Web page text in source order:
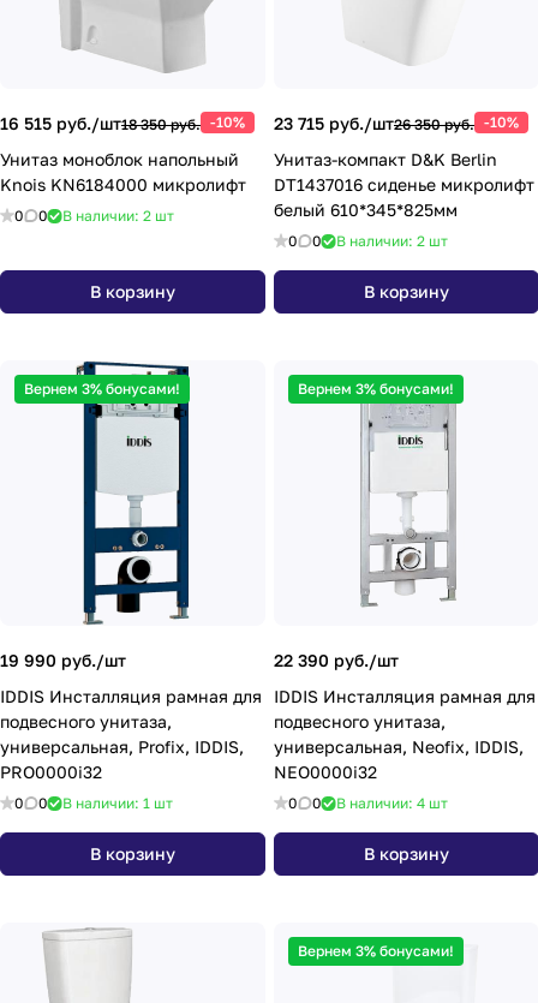
16 515 руб./шт18 350 руб. -10%
Унитаз моноблок напольный
Knois KN6184000 микролифт
0 0 В наличии: 2 шт
В корзину
23 715 руб./шт26 350 руб. -10%
Унитаз-компакт D&K Berlin
DT1437016 сиденье микролифт
белый 610*345*825мм
0 0 В наличии: 2 шт
В корзину
Вернем 3% бонусами!
19 990 руб./шт
IDDIS Инсталляция рамная для
подвесного унитаза,
универсальная, Profix, IDDIS,
PRO0000i32
0 0 В наличии: 1 шт
В корзину
Вернем 3% бонусами!
22 390 руб./шт
IDDIS Инсталляция рамная для
подвесного унитаза,
универсальная, Neofix, IDDIS,
NEO0000i32
0 0 В наличии: 4 шт
В корзину
Вернем 3% бонусами!